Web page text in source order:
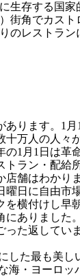
生存する国
街角でカス
のレストラン
ります。1月
十万人の人々
1月1日は革
ラン・配給
舗はわかり
日に自由市
を横付けし早
にありました
た返していま
た最も美し
海・ヨーロッ